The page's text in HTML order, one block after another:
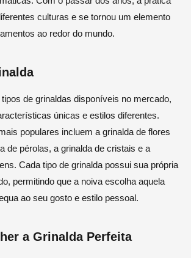
culturas e se tornou um elemento
ao redor do mundo.
de grinaldas disponíveis no mercado,
únicas e estilos diferentes.
populares incluem a grinalda de flores
de pérolas, a grinalda de cristais e a
Cada tipo de grinalda possui sua própria
permitindo que a noiva escolha aquela
ao seu gosto e estilo pessoal.
a Grinalda Perfeita